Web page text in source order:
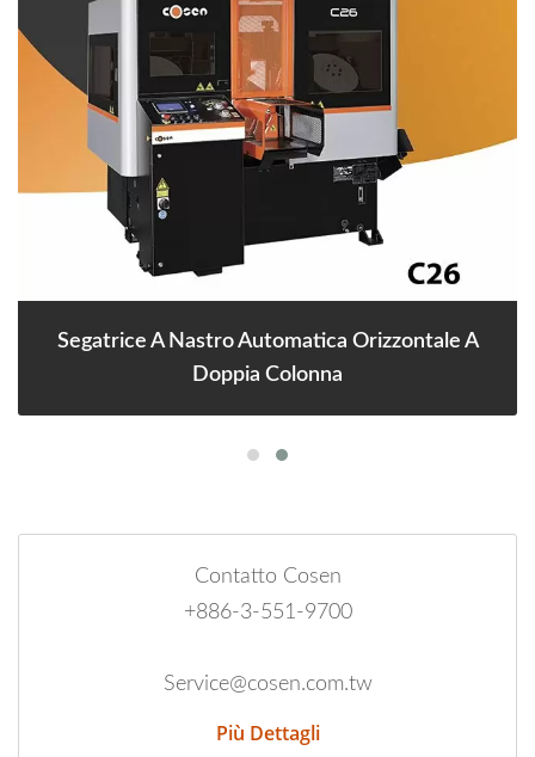
Segatrice A Nastro Automatica Orizzontale A
Doppia Colonna
Contatto Cosen
+886-3-551-9700
Service@cosen.com.tw
Più Dettagli